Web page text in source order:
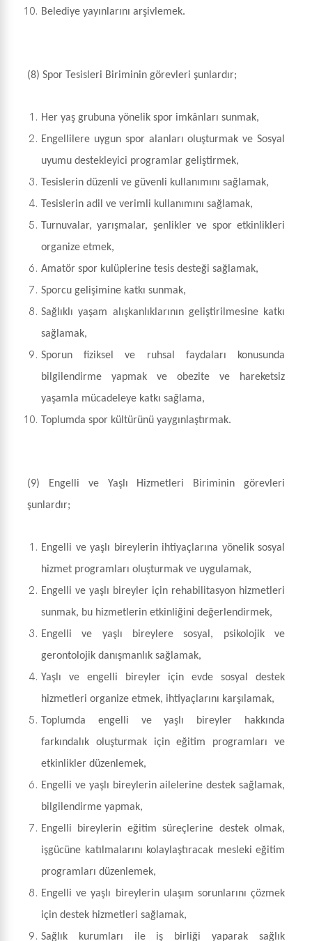
Belediye yayınlarını arşivlemek.
(8) Spor Tesisleri Biriminin görevleri şunlardır;
Her yaş grubuna yönelik spor imkânları sunmak,
Engellilere uygun spor alanları oluşturmak ve Sosyal
uyumu destekleyici programlar geliştirmek,
Tesislerin düzenli ve güvenli kullanımını sağlamak,
Tesislerin adil ve verimli kullanımını sağlamak,
Turnuvalar, yarışmalar, şenlikler ve spor etkinlikleri
organize etmek,
Amatör spor kulüplerine tesis desteği sağlamak,
Sporcu gelişimine katkı sunmak,
Sağlıklı yaşam alışkanlıklarının geliştirilmesine katkı
sağlamak,
Sporun fiziksel ve ruhsal faydaları konusunda
bilgilendirme yapmak ve obezite ve hareketsiz
yaşamla mücadeleye katkı sağlama,
Toplumda spor kültürünü yaygınlaştırmak.
(9) Engelli ve Yaşlı Hizmetleri Biriminin görevleri
şunlardır;
Engelli ve yaşlı bireylerin ihtiyaçlarına yönelik sosyal
hizmet programları oluşturmak ve uygulamak,
Engelli ve yaşlı bireyler için rehabilitasyon hizmetleri
sunmak, bu hizmetlerin etkinliğini değerlendirmek,
Engelli ve yaşlı bireylere sosyal, psikolojik ve
gerontolojik danışmanlık sağlamak,
Yaşlı ve engelli bireyler için evde sosyal destek
hizmetleri organize etmek, ihtiyaçlarını karşılamak,
Toplumda engelli ve yaşlı bireyler hakkında
farkındalık oluşturmak için eğitim programları ve
etkinlikler düzenlemek,
Engelli ve yaşlı bireylerin ailelerine destek sağlamak,
bilgilendirme yapmak,
Engelli bireylerin eğitim süreçlerine destek olmak,
işgücüne katılmalarını kolaylaştıracak mesleki eğitim
programları düzenlemek,
Engelli ve yaşlı bireylerin ulaşım sorunlarını çözmek
için destek hizmetleri sağlamak,
Sağlık kurumları ile iş birliği yaparak sağlık